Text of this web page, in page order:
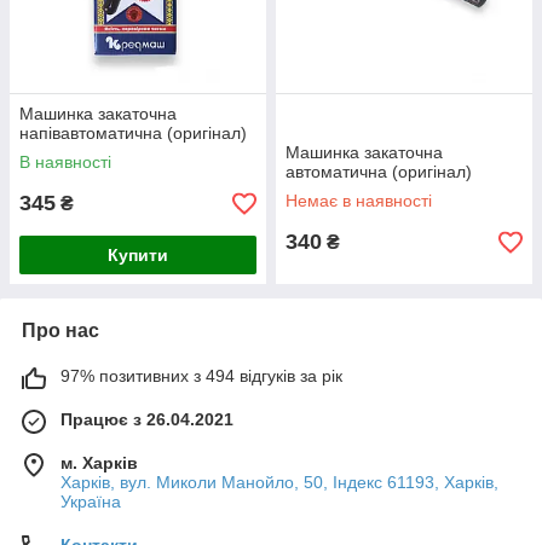
Машинка закаточна
напівавтоматична (оригінал)
В наявності
345 ₴
Купити
Машинка закаточна
автоматична (оригінал)
Немає в наявності
340 ₴
Про нас
97% позитивних з 494 відгуків за рік
Працює з 26.04.2021
м. Харків
Харків, вул. Миколи Манойло, 50, Індекс 61193, Харків,
Україна